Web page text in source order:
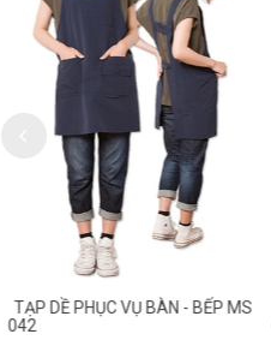
TẠP DỀ PHỤC VỤ BÀN - BẾP MS
042